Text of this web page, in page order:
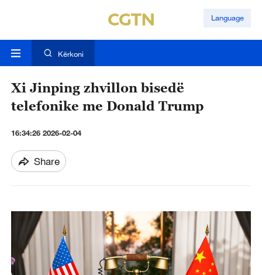
Language
Kërkoni
Xi Jinping zhvillon bisedë
telefonike me Donald Trump
16:34:26 2026-02-04
Share